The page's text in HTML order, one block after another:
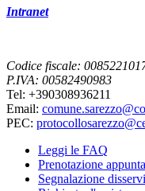
Intranet
Codice fiscale:
P.IVA: 00582490983
Tel: +390308936211
Email:
PEC:
Leggi le FAQ
Prenotazione
Segnalazione